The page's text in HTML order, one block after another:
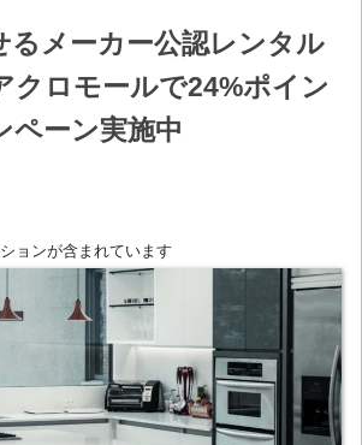
るメーカー公認レンタル
クロモールで24%ポイン
ペーン実施中
ョンが含まれています